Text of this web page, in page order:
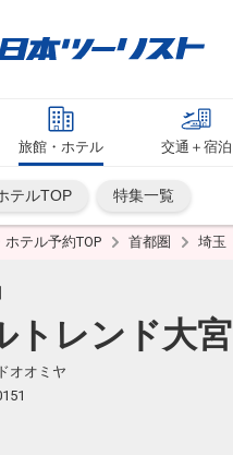
旅館・ホテル 交通＋宿泊
テルTOP 特集一覧
ホテル予約TOP 首都圏 埼玉
トレンド大宮
オオミヤ